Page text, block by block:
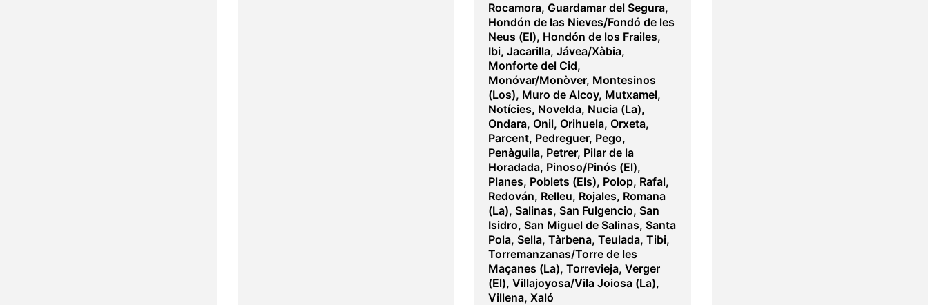
Rocamora, Guardamar del Segura,
Hondón de las Nieves/Fondó de les
Neus (El), Hondón de los Frailes,
Ibi, Jacarilla, Jávea/Xàbia,
Monforte del Cid,
Monóvar/Monòver, Montesinos
(Los), Muro de Alcoy, Mutxamel,
Notícies, Novelda, Nucia (La),
Ondara, Onil, Orihuela, Orxeta,
Parcent, Pedreguer, Pego,
Penàguila, Petrer, Pilar de la
Horadada, Pinoso/Pinós (El),
Planes, Poblets (Els), Polop, Rafal,
Redován, Relleu, Rojales, Romana
(La), Salinas, San Fulgencio, San
Isidro, San Miguel de Salinas, Santa
Pola, Sella, Tàrbena, Teulada, Tibi,
Torremanzanas/Torre de les
Maçanes (La), Torrevieja, Verger
(El), Villajoyosa/Vila Joiosa (La),
Villena, Xaló